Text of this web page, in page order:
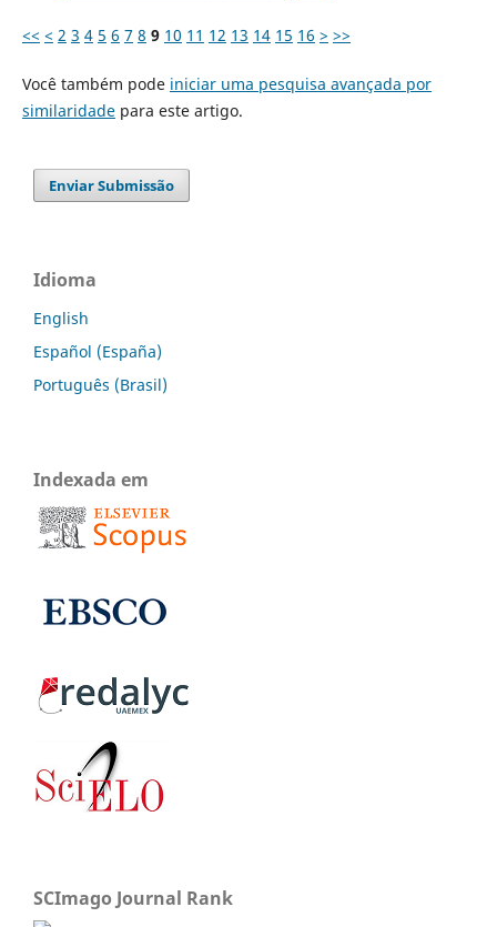
<< < 2 3 4 5 6 7 8 9 10 11 12 13 14 15 16 > >>
Você também pode iniciar uma pesquisa avançada por
similaridadepara este artigo.
Enviar Submissão
Idioma
English
Español (España)
Português (Brasil)
Indexada em
SCImago Journal Rank